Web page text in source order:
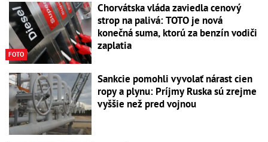
FOTO
Chorvátska vláda zaviedla cenový
strop na palivá: TOTO je nová
konečná suma, ktorú za benzín vodiči
zaplatia
Sankcie pomohli vyvolať nárast cien
ropy a plynu: Príjmy Ruska sú zrejme
vyššie než pred vojnou